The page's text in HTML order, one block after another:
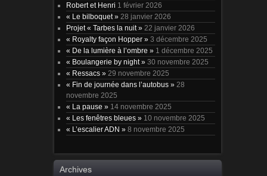
Robert et Henri 1 février 2026
« Le bilboquet » 28 janvier 2026
Projet « Tarbes la nuit » 22 janvier 2026
« Royalty façon Hopper » 3 décembre 2025
« De la lumière à l’ombre » 1 décembre 2025
« Boulangerie by night » 30 novembre 2025
« Ressacs » 29 novembre 2025
« Fin de journée dans l’autobus » 28
novembre 2025
« La pause » 14 novembre 2025
« Les fenêtres bleues » 10 novembre 2025
« L’escalier ADN » 8 novembre 2025
Archives